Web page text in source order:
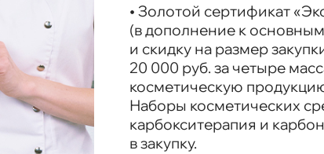
• Золотой сертификат
(в дополнение к
и скидку на размер
20 000 руб. за четыре
косметическую
Наборы косметических
карбокситерапия и
в закупку.